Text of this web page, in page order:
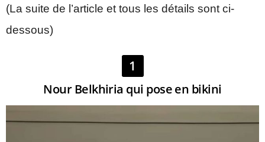
(La suite de l’article et tous les détails sont ci-
dessous)
1
Nour Belkhiria qui pose en bikini